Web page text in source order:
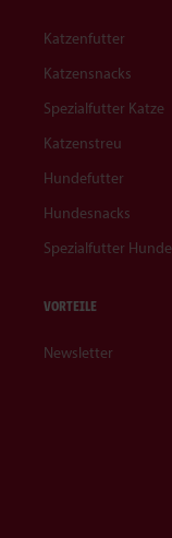
Katzenfutter
Katzensnacks
Spezialfutter Katze
Katzenstreu
Hundefutter
Hundesnacks
Spezialfutter Hunde
VORTEILE
Newsletter